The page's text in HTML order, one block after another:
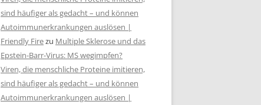
sind häufiger als gedacht – und können
Autoimmunerkrankungen auslösen |
Friendly Firezu Multiple Sklerose und das
Epstein-Barr-Virus: MS wegimpfen?
Viren, die menschliche Proteine imitieren,
sind häufiger als gedacht – und können
Autoimmunerkrankungen auslösen |